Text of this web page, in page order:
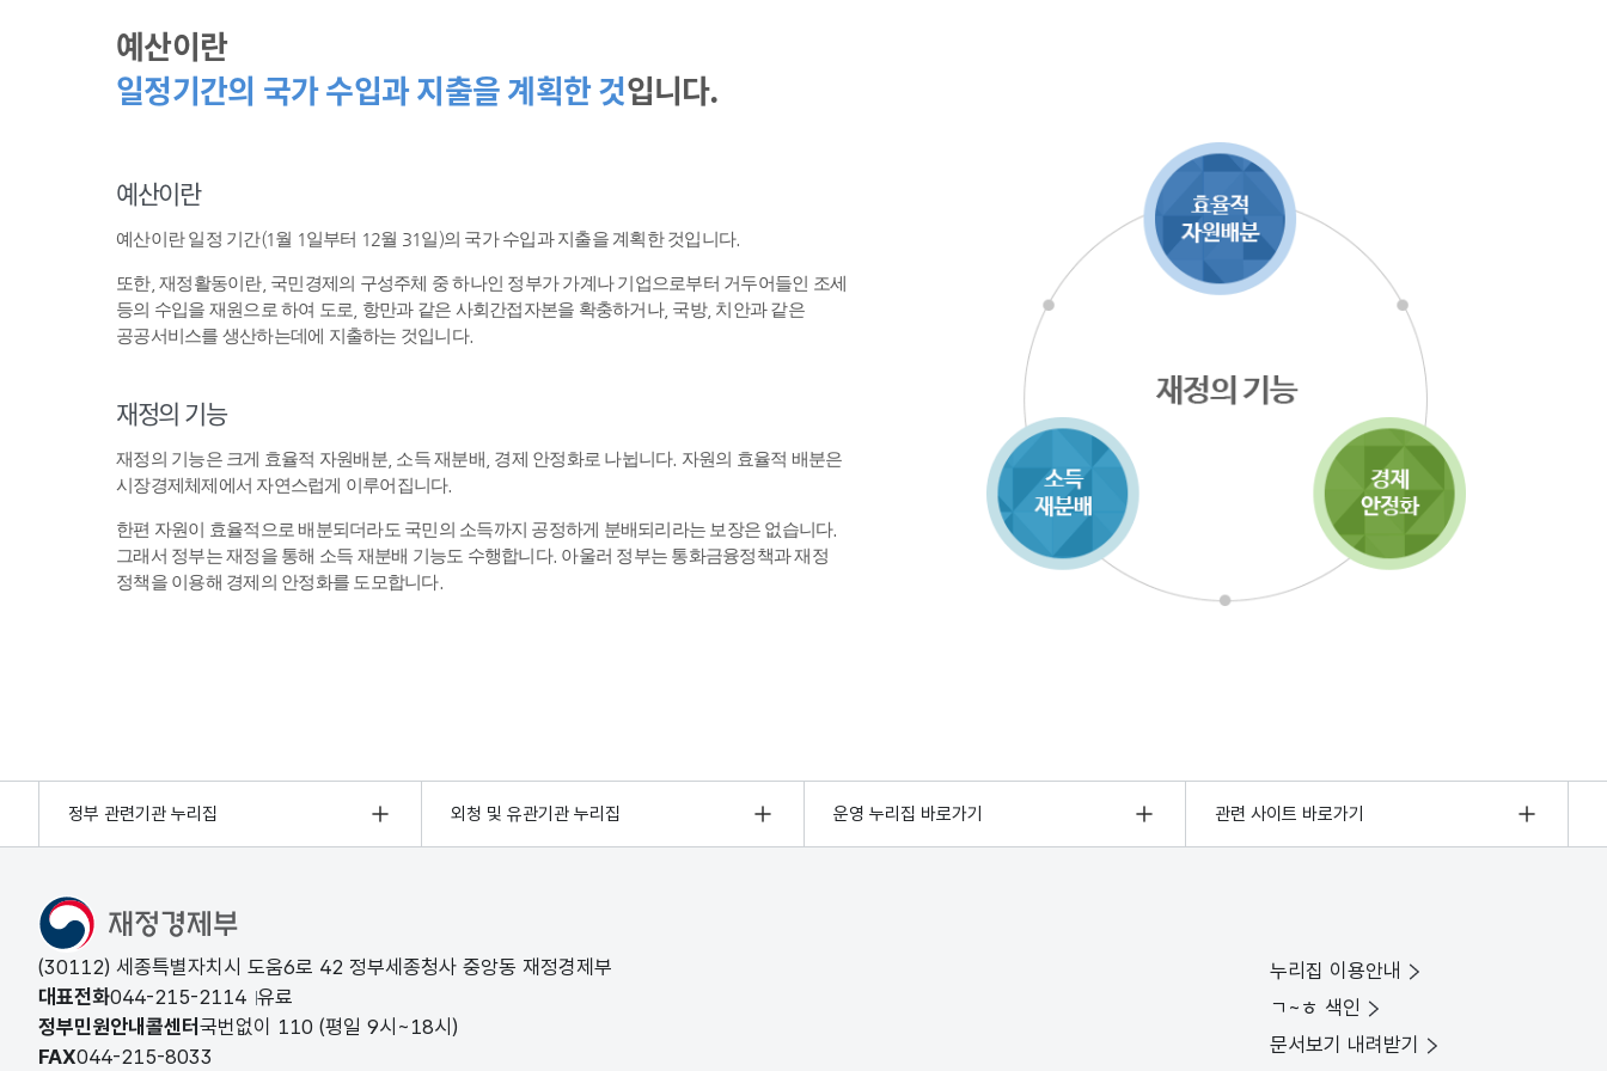
예산이란
일정기간의 국가 수입과 지출을 계획한 것입니다.
예산이란
예산이란 일정 기간(1월 1일부터 12월 31일)의 국가 수입과 지출을 계획한 것입니다.
또한, 재정활동이란, 국민경제의 구성주체 중 하나인 정부가 가계나 기업으로부터 거두어들인 조세
등의 수입을 재원으로 하여 도로, 항만과 같은 사회간접자본을 확충하거나, 국방, 치안과 같은
공공서비스를 생산하는데에 지출하는 것입니다.
재정의 기능
재정의 기능은 크게 효율적 자원배분, 소득 재분배, 경제 안정화로 나뉩니다. 자원의 효율적 배분은
시장경제체제에서 자연스럽게 이루어집니다.
한편 자원이 효율적으로 배분되더라도 국민의 소득까지 공정하게 분배되리라는 보장은 없습니다.
그래서 정부는 재정을 통해 소득 재분배 기능도 수행합니다. 아울러 정부는 통화금융정책과 재정
정책을 이용해 경제의 안정화를 도모합니다.
정부 관련기관 누리집 외청 및 유관기관 누리집 운영 누리집 바로가기 관련 사이트 바로가기
(30112) 세종특별자치시 도움6로 42 정부세종청사 중앙동 재정경제부
대표전화044-215-2114 유료
정부민원안내콜센터 국번없이 110 (평일 9시~18시)
FAX044-215-8033
누리집 이용안내
ㄱ~ㅎ 색인
문서보기 내려받기